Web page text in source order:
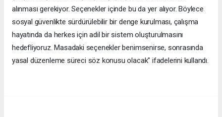
alınması gerekiyor. Seçenekler içinde bu da yer alıyor. Böylece
sosyal güvenlikte sürdürülebilir bir denge kurulması, çalışma
hayatında da herkes için adil bir sistem oluşturulmasını
hedefliyoruz. Masadaki seçenekler benimsenirse, sonrasında
yasal düzenleme süreci söz konusu olacak" ifadelerini kullandı.